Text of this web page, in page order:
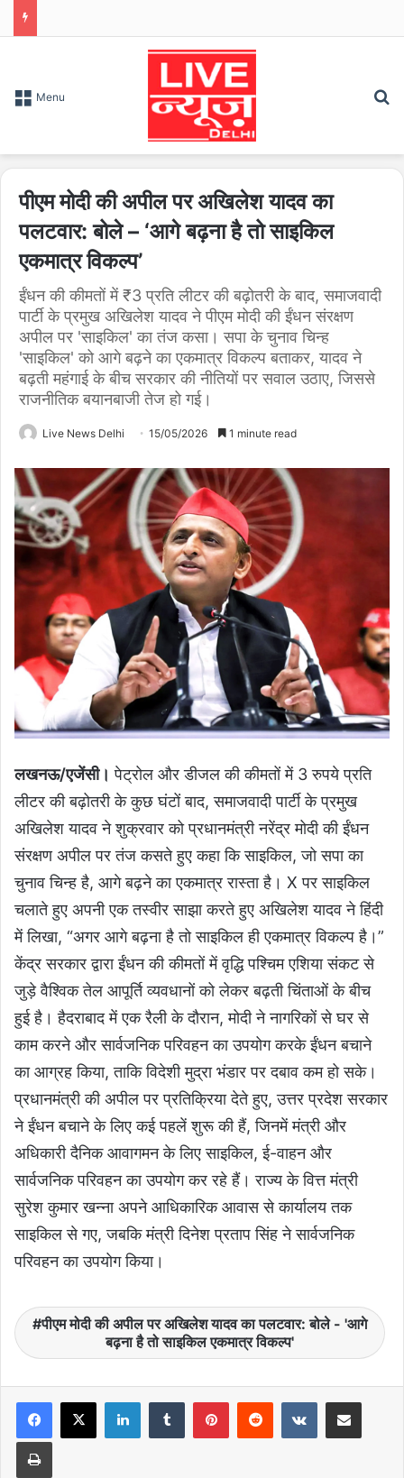
Menu
पीएम मोदी की अपील पर अखिलेश यादव का
पलटवार: बोले – ‘आगे बढ़ना है तो साइकिल
एकमात्र विकल्प’
ईंधन की कीमतों में ₹3 प्रति लीटर की बढ़ोतरी के बाद, समाजवादी
पार्टी के प्रमुख अखिलेश यादव ने पीएम मोदी की ईंधन संरक्षण
अपील पर 'साइकिल' का तंज कसा। सपा के चुनाव चिन्ह
'साइकिल' को आगे बढ़ने का एकमात्र विकल्प बताकर, यादव ने
बढ़ती महंगाई के बीच सरकार की नीतियों पर सवाल उठाए, जिससे
राजनीतिक बयानबाजी तेज हो गई।
Live News Delhi 15/05/2026 1 minute read
लखनऊ/एजेंसी। पेट्रोल और डीजल की कीमतों में 3 रुपये प्रति
लीटर की बढ़ोतरी के कुछ घंटों बाद, समाजवादी पार्टी के प्रमुख
अखिलेश यादव ने शुक्रवार को प्रधानमंत्री नरेंद्र मोदी की ईंधन
संरक्षण अपील पर तंज कसते हुए कहा कि साइकिल, जो सपा का
चुनाव चिन्ह है, आगे बढ़ने का एकमात्र रास्ता है। X पर साइकिल
चलाते हुए अपनी एक तस्वीर साझा करते हुए अखिलेश यादव ने हिंदी
में लिखा, “अगर आगे बढ़ना है तो साइकिल ही एकमात्र विकल्प है।”
केंद्र सरकार द्वारा ईंधन की कीमतों में वृद्धि पश्चिम एशिया संकट से
जुड़े वैश्विक तेल आपूर्ति व्यवधानों को लेकर बढ़ती चिंताओं के बीच
हुई है। हैदराबाद में एक रैली के दौरान, मोदी ने नागरिकों से घर से
काम करने और सार्वजनिक परिवहन का उपयोग करके ईंधन बचाने
का आग्रह किया, ताकि विदेशी मुद्रा भंडार पर दबाव कम हो सके।
प्रधानमंत्री की अपील पर प्रतिक्रिया देते हुए, उत्तर प्रदेश सरकार
ने ईंधन बचाने के लिए कई पहलें शुरू की हैं, जिनमें मंत्री और
अधिकारी दैनिक आवागमन के लिए साइकिल, ई-वाहन और
सार्वजनिक परिवहन का उपयोग कर रहे हैं। राज्य के वित्त मंत्री
सुरेश कुमार खन्ना अपने आधिकारिक आवास से कार्यालय तक
साइकिल से गए, जबकि मंत्री दिनेश प्रताप सिंह ने सार्वजनिक
परिवहन का उपयोग किया।
पीएम मोदी की अपील पर अखिलेश यादव का पलटवार: बोले - 'आगे
बढ़ना है तो साइकिल एकमात्र विकल्प'